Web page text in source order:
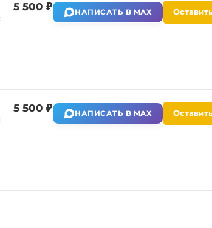
5 500 ₽ НАПИСАТЬ В MAX
5 500 ₽ НАПИСАТЬ В MAX